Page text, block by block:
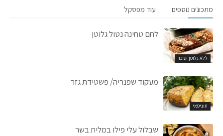
מתכונים נוספים עוד מפסקל
ללא גלוטן וסוכר
לחם טחינה נטול גלוטן
תוניסאי
מעקוד שפנריה/ פשטידת גזר
שבלול עלי פילו במלית בשר